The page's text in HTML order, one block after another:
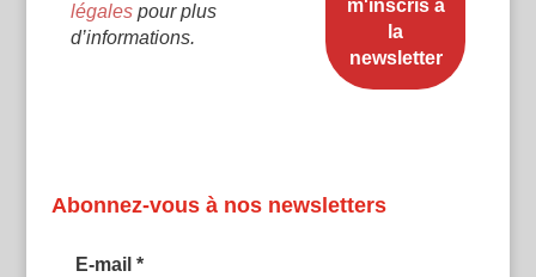
légalespour plus
d’informations.
Abonnez-vous à nos newsletters
E-mail *